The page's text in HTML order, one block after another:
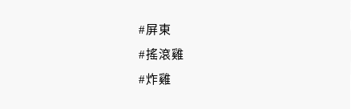
#屏東
#搖滾雞
#炸雞